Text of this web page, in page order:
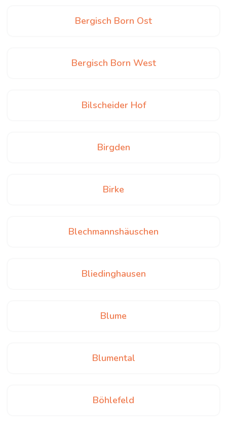
Bergisch Born Ost
Bergisch Born West
Bilscheider Hof
Birgden
Birke
Blechmannshäuschen
Bliedinghausen
Blume
Blumental
Böhlefeld